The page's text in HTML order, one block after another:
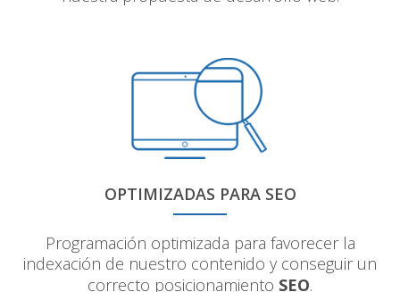
OPTIMIZADAS PARA SEO
Programación optimizada para favorecer la
indexación de nuestro contenido y conseguir un
correcto posicionamiento SEO.